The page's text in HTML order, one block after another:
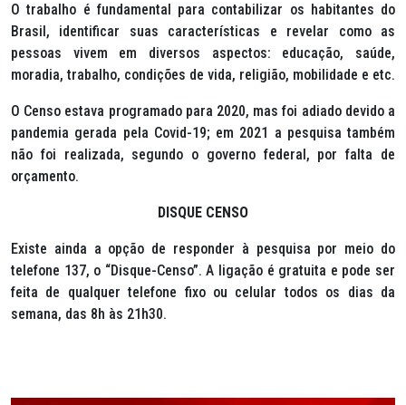
O trabalho é fundamental para contabilizar os habitantes do
Brasil, identificar suas características e revelar como as
pessoas vivem em diversos aspectos: educação, saúde,
moradia, trabalho, condições de vida, religião, mobilidade e etc.
O Censo estava programado para 2020, mas foi adiado devido a
pandemia gerada pela Covid-19; em 2021 a pesquisa também
não foi realizada, segundo o governo federal, por falta de
orçamento.
DISQUE CENSO
Existe ainda a opção de responder à pesquisa por meio do
telefone 137, o “Disque-Censo”. A ligação é gratuita e pode ser
feita de qualquer telefone fixo ou celular todos os dias da
semana, das 8h às 21h30.